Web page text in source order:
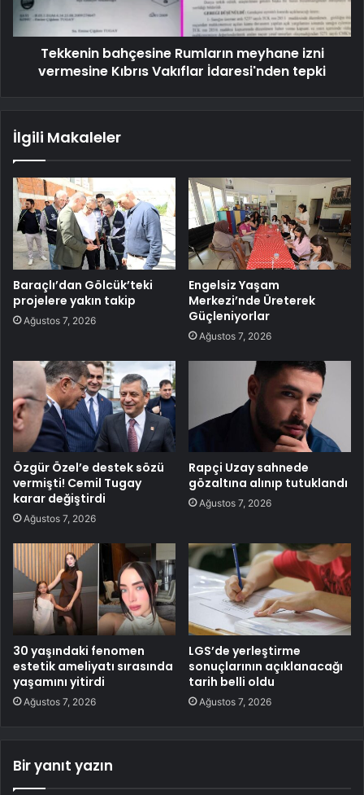
Tekkenin bahçesine Rumların meyhane izni
vermesine Kıbrıs Vakıflar İdaresi'nden tepki
İlgili Makaleler
Baraçlı’dan Gölcük’teki
projelere yakın takip
Ağustos 7, 2026
Engelsiz Yaşam
Merkezi’nde Üreterek
Güçleniyorlar
Ağustos 7, 2026
Özgür Özel’e destek sözü
vermişti! Cemil Tugay
karar değiştirdi
Ağustos 7, 2026
Rapçi Uzay sahnede
gözaltına alınıp tutuklandı
Ağustos 7, 2026
30 yaşındaki fenomen
estetik ameliyatı sırasında
yaşamını yitirdi
Ağustos 7, 2026
LGS’de yerleştirme
sonuçlarının açıklanacağı
tarih belli oldu
Ağustos 7, 2026
Bir yanıt yazın